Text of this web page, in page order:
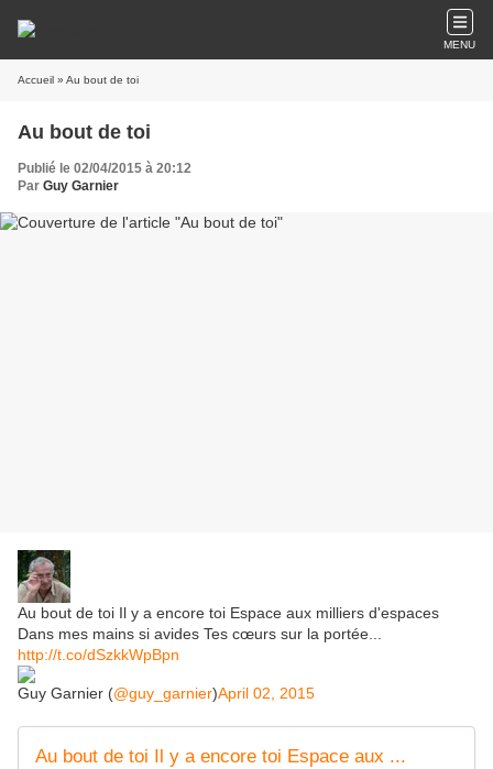
MENU
Accueil » Au bout de toi
Au bout de toi
Publié le 02/04/2015 à 20:12
Par Guy Garnier
Au bout de toi Il y a encore toi Espace aux milliers d'espaces
Dans mes mains si avides Tes cœurs sur la portée...
http://t.co/dSzkkWpBpn
Guy Garnier (@guy_garnier)April 02, 2015
Au bout de toi Il y a encore toi Espace aux ...